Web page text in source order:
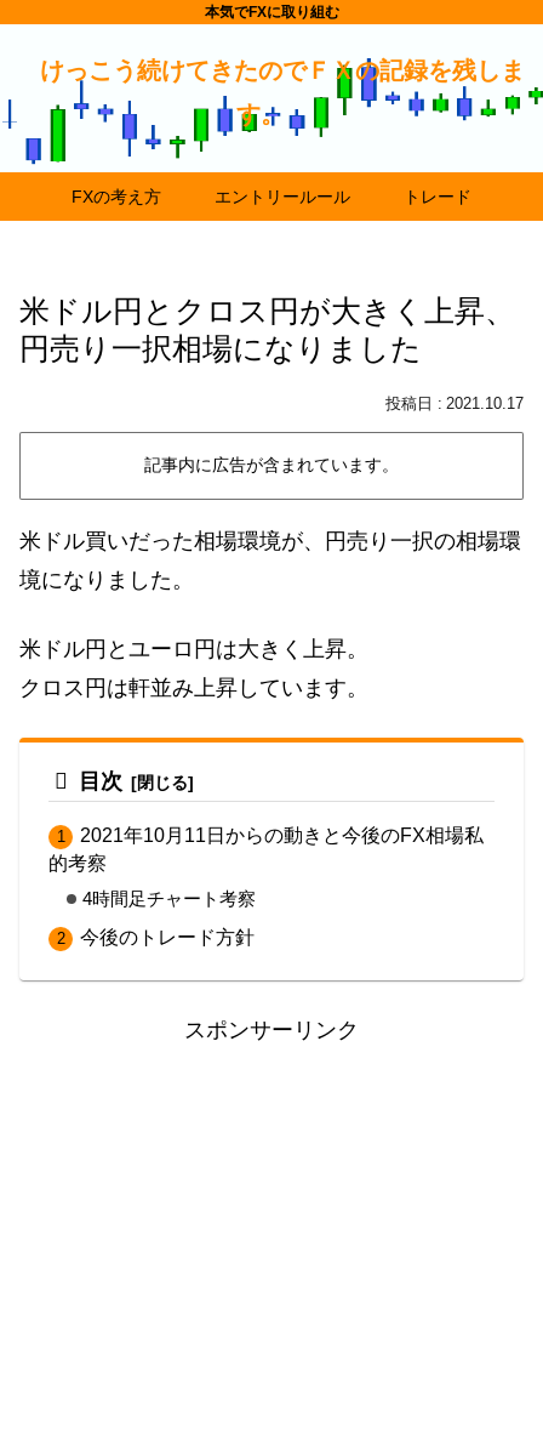
本気でFXに取り組む
けっこう続けてきたのでＦＸの記録を残しま
す。
FXの考え方 エントリールール トレード
米ドル円とクロス円が大きく上昇、
円売り一択相場になりました
2021.10.17
記事内に広告が含まれています。
米ドル買いだった相場環境が、円売り一択の相場環
境になりました。
米ドル円とユーロ円は大きく上昇。
クロス円は軒並み上昇しています。
目次
2021年10月11日からの動きと今後のFX相場私
的考察
4時間足チャート考察
今後のトレード方針
スポンサーリンク